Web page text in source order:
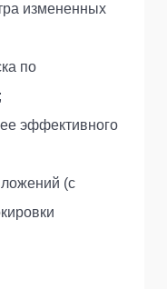
измененных
по
эффективного
(с